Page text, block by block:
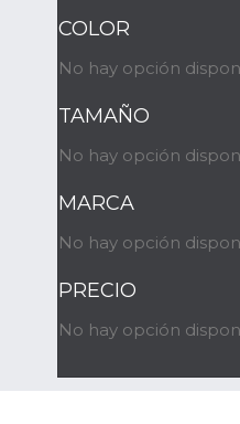
COLOR
No hay opción
TAMAÑO
No hay opción
MARCA
No hay opción
PRECIO
No hay opción